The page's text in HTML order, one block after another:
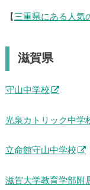
【 三重県にある人気
滋賀県
守山中学校
光泉カトリック中学
立命館守山中学校
滋賀大学教育学部附